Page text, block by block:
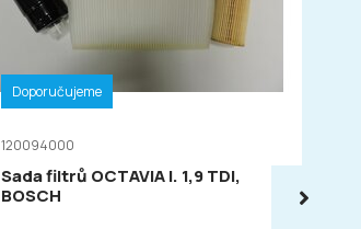
Doporučujeme
120094000
Sada filtrů OCTAVIA I. 1,9 TDI,
BOSCH